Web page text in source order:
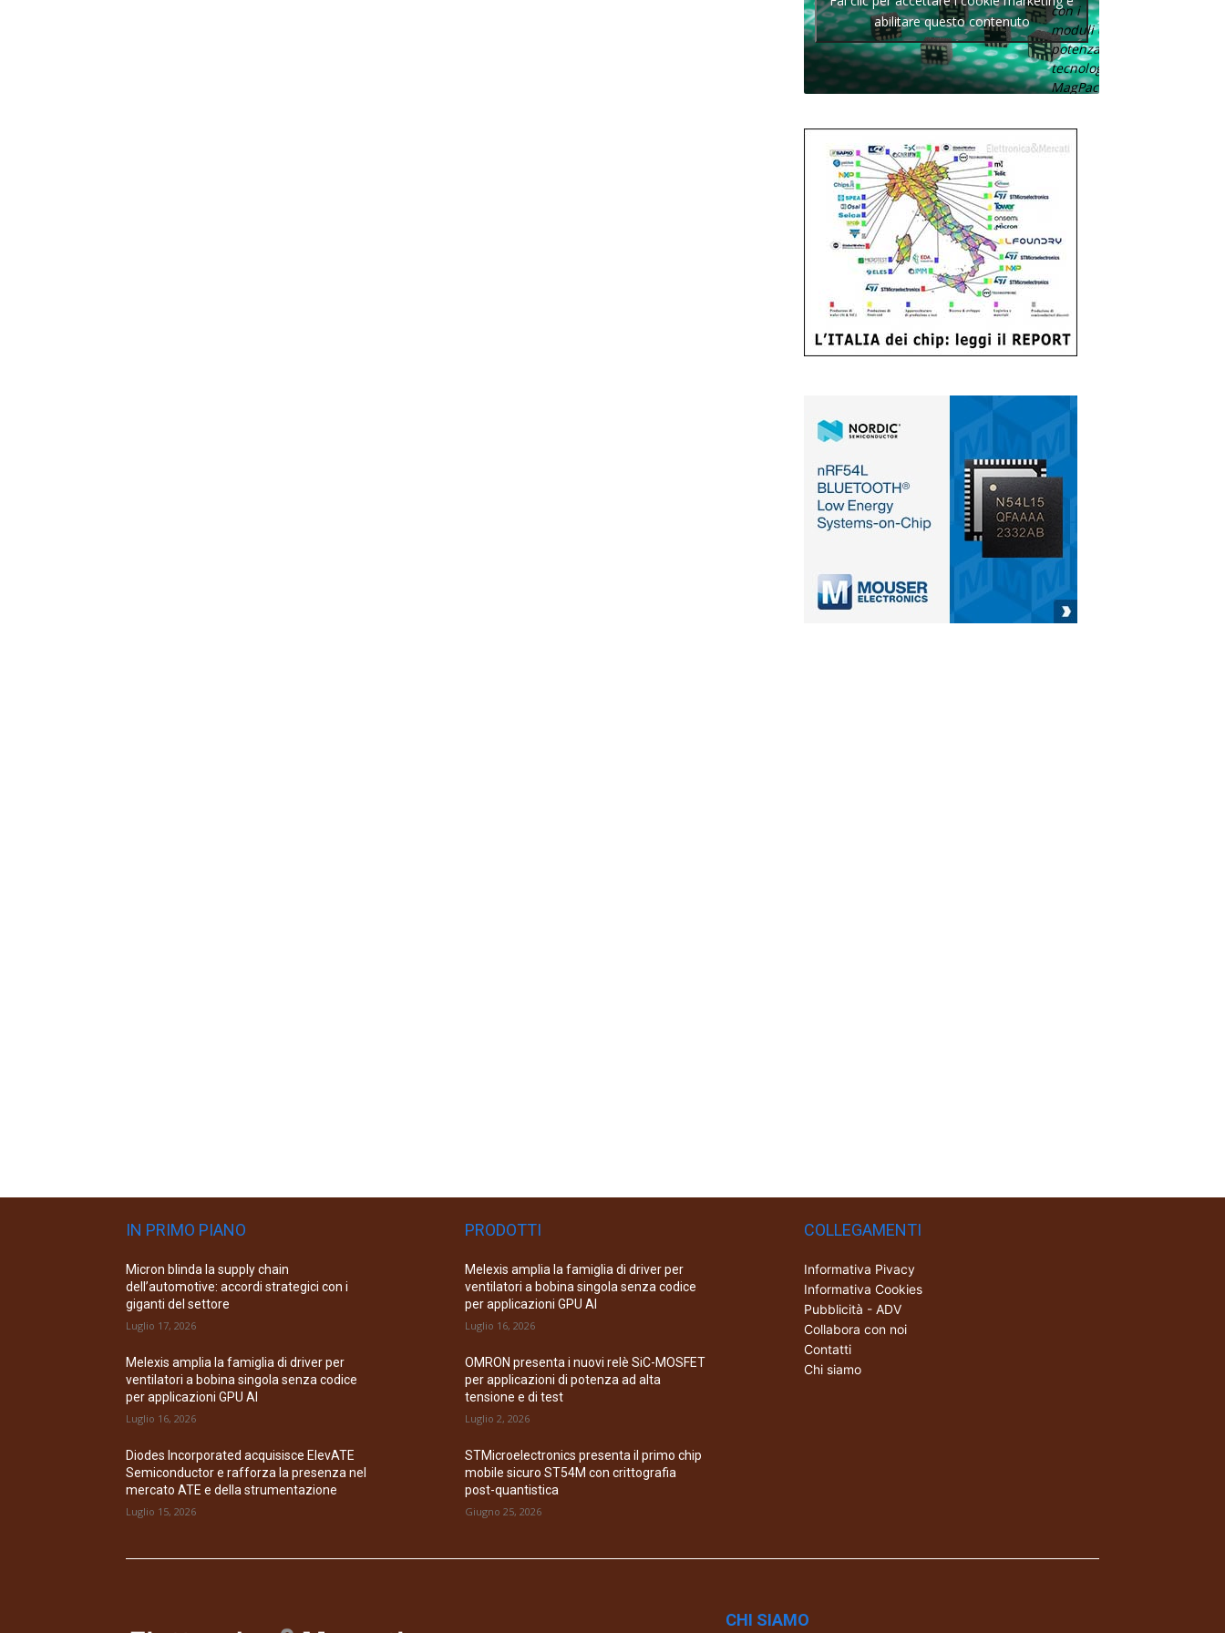
con i
moduli di
potenza con
tecnologia
MagPack.
abilitare questo contenuto
IN PRIMO PIANO
Micron blinda la supply chain
dell’automotive: accordi strategici con i
giganti del settore
Luglio 17, 2026
Melexis amplia la famiglia di driver per
ventilatori a bobina singola senza codice
per applicazioni GPU AI
Luglio 16, 2026
Diodes Incorporated acquisisce ElevATE
Semiconductor e rafforza la presenza nel
mercato ATE e della strumentazione
Luglio 15, 2026
PRODOTTI
Melexis amplia la famiglia di driver per
ventilatori a bobina singola senza codice
per applicazioni GPU AI
Luglio 16, 2026
OMRON presenta i nuovi relè SiC-MOSFET
per applicazioni di potenza ad alta
tensione e di test
Luglio 2, 2026
STMicroelectronics presenta il primo chip
mobile sicuro ST54M con crittografia
post-quantistica
Giugno 25, 2026
COLLEGAMENTI
Informativa Pivacy
Informativa Cookies
Pubblicità - ADV
Collabora con noi
Contatti
Chi siamo
CHI SIAMO